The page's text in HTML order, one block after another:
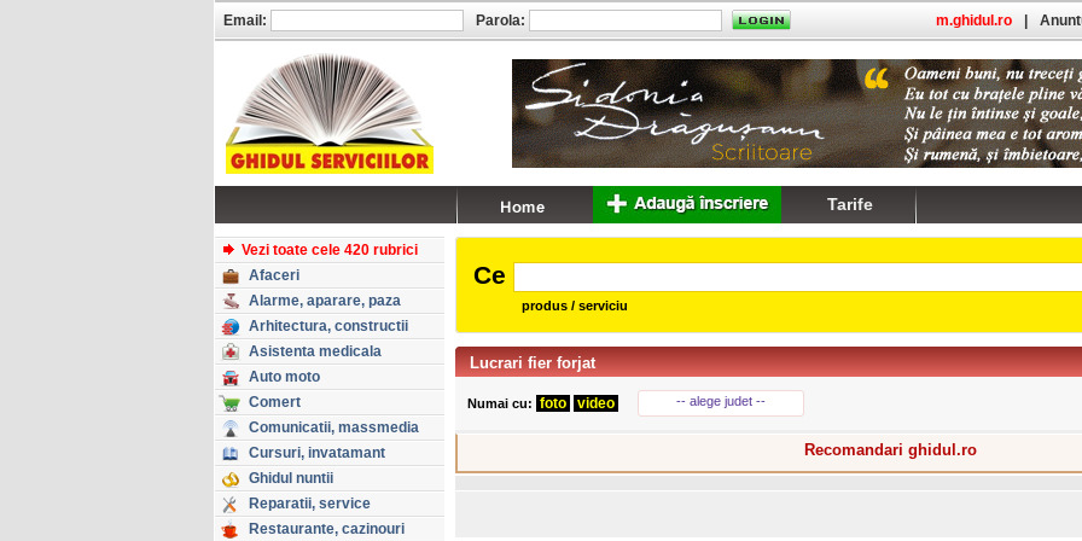
Vezi toate cele 420 rubrici
Afaceri
Alarme, aparare, paza
Arhitectura, constructii
Asistenta medicala
Auto moto
Comert
Comunicatii, massmedia
Cursuri, invatamant
Ghidul nuntii
Reparatii, service
Restaurante, cazinouri
Ce
produs / serviciu
Lucrari fier forjat
Numai cu: foto video -- alege judet --
Recomandari ghidul.ro
Email: Parola: m.ghidul.ro
Tarife